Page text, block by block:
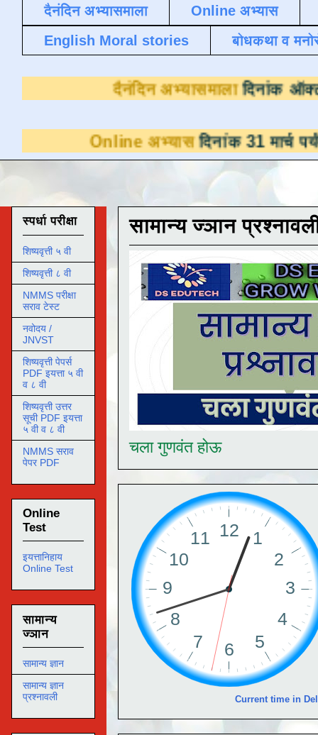
दैनंदिन अभ्यासमाला
Online अभ्यास
English Moral stories
बोधकथा व
दैनंदिन
दिनांक 31 मार्च पर्यंत
सामान्य ज्ञान
चला गुणवंत होऊ
Current time in
स्पर्धा परीक्षा
शिष्यवृत्ती ५ वी
शिष्यवृत्ती ८ वी
NMMS परीक्षा
सराव टेस्ट
नवोदय /
JNVST
शिष्यवृत्ती पेपर्स
PDF इयत्ता ५ वी
व ८ वी
शिष्यवृत्ती उत्तर
सूची PDF इयत्ता
५ वी व ८ वी
NMMS सराव
पेपर PDF
Online
Test
इयत्तानिहाय
Online Test
सामान्य
ज्ञान
सामान्य ज्ञान
सामान्य ज्ञान
प्रश्नावली